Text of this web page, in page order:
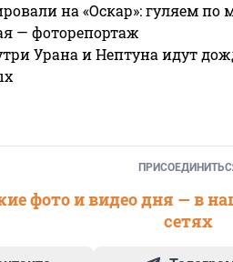
на «Оскар»: гуляем по
— фоторепортаж
Урана и Нептуна идут
фото и видео дня — в
сетях